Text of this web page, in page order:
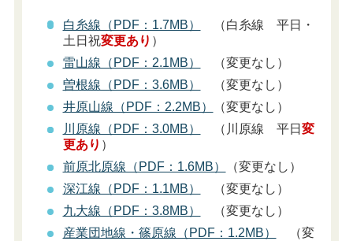
白糸線（PDF：1.7MB）
（白糸線 平日・
土日祝変更あり ）
雷山線（PDF：2.1MB）
（変更なし）
曽根線（PDF：3.6MB）
（変更なし）
井原山線（PDF：2.2MB）
（変更なし）
川原線（PDF：3.0MB）
（川原線 平日 変
更あり ）
前原北原線（PDF：1.6MB）
（変更なし）
深江線（PDF：1.1MB）
（変更なし）
九大線（PDF：3.8MB）
（変更なし）
産業団地線・篠原線（PDF：1.2MB）
（変